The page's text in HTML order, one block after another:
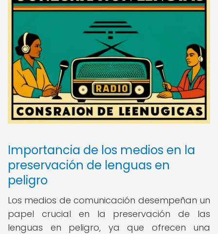
Importancia de los medios en la
preservación de lenguas en
peligro
Los medios de comunicación desempeñan un
papel crucial en la preservación de las
lenguas en peligro, ya que ofrecen una